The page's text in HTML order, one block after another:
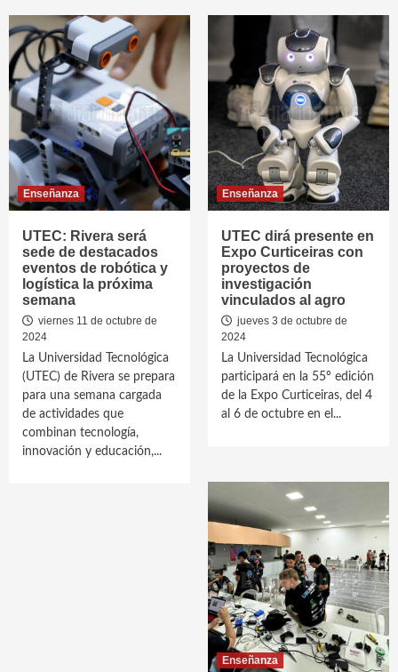
Enseñanza
UTEC: Rivera será
sede de destacados
eventos de robótica y
logística la próxima
semana
viernes 11 de octubre de
2024
La Universidad Tecnológica
(UTEC) de Rivera se prepara
para una semana cargada
de actividades que
combinan tecnología,
innovación y educación,...
Enseñanza
UTEC dirá presente en
Expo Curticeiras con
proyectos de
investigación
vinculados al agro
jueves 3 de octubre de
2024
La Universidad Tecnológica
participará en la 55º edición
de la Expo Curticeiras, del 4
al 6 de octubre en el...
Enseñanza